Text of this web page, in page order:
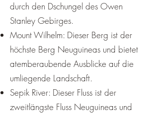
durch den Dschungel des Owen
Stanley Gebirges.
Mount Wilhelm: Dieser Berg ist der
höchste Berg Neuguineas und bietet
atemberaubende Ausblicke auf die
umliegende Landschaft.
Sepik River: Dieser Fluss ist der
zweitlängste Fluss Neuguineas und